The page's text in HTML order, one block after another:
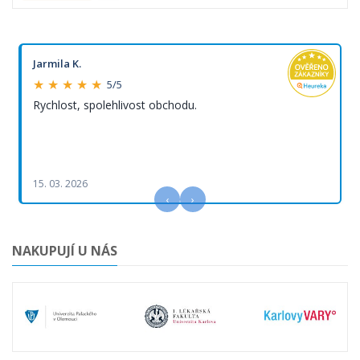
Jarmila K.
★ ★ ★ ★ ★ 5/5
Rychlost, spolehlivost obchodu.
15. 03. 2026
‹ ›
NAKUPUJÍ U NÁS